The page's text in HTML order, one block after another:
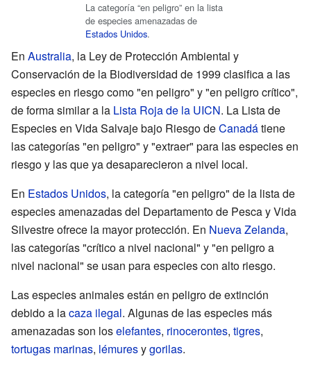
La categoría “en peligro” en la lista
de especies amenazadas de
Estados Unidos.
En Australia, la Ley de Protección Ambiental y
Conservación de la Biodiversidad de 1999 clasifica a las
especies en riesgo como "en peligro" y "en peligro crítico",
de forma similar a la Lista Roja de la UICN. La Lista de
Especies en Vida Salvaje bajo Riesgo deCanadátiene
las categorías "en peligro" y "extraer" para las especies en
riesgo y las que ya desaparecieron a nivel local.
En Estados Unidos, la categoría "en peligro" de la lista de
especies amenazadas del Departamento de Pesca y Vida
Silvestre ofrece la mayor protección. En Nueva Zelanda,
las categorías "crítico a nivel nacional" y "en peligro a
nivel nacional" se usan para especies con alto riesgo.
Las especies animales están en peligro de extinción
debido a lacaza ilegal. Algunas de las especies más
amenazadas son loselefantes, rinocerontes, tigres,
tortugas marinas, lémuresygorilas.